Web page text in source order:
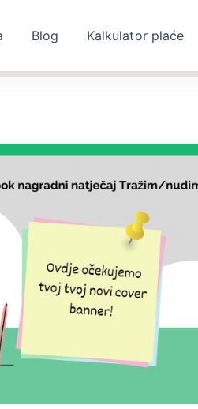
Blog Kalkulator plaće